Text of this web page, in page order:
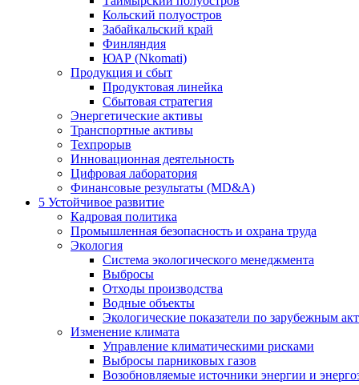
Кольский полуостров
Забайкальский край
Финляндия
ЮАР (Nkomati)
Продукция и сбыт
Продуктовая линейка
Сбытовая стратегия
Энергетические активы
Транспортные активы
Техпрорыв
Инновационная деятельность
Цифровая лаборатория
Финансовые результаты (MD&A)
5 Устойчивое развитие
Кадровая политика
Промышленная безопасность и охрана труда
Экология
Система экологического менеджмента
Выбросы
Отходы производства
Водные объекты
Экологические показатели по зарубежным
Изменение климата
Управление климатическими рисками
Выбросы парниковых газов
Возобновляемые источники энергии и